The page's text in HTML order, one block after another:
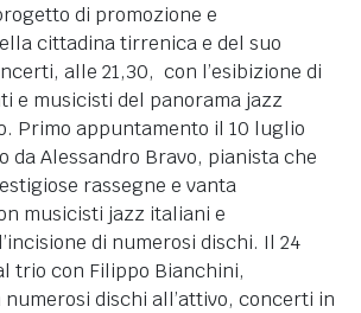
di promozione e
cittadina tirrenica e del suo
alle 21,30, con l’esibizione di
e musicisti del panorama jazz
Primo appuntamento il 10 luglio
da Alessandro Bravo, pianista che
rassegne e vanta
musicisti jazz italiani e
di numerosi dischi. Il 24
trio con Filippo Bianchini,
dischi all’attivo, concerti in